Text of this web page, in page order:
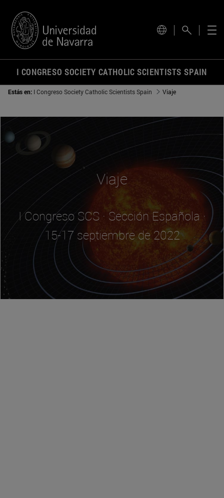
I C​ONGRESO SOCIETY CATHOLIC SCIENTISTS SPAIN
Estás en: I C​ongreso Society Catholic Scientists Spain Viaje
Viaje
I Congreso SCS · Sección Española ·
15-17 septiembre de 2022